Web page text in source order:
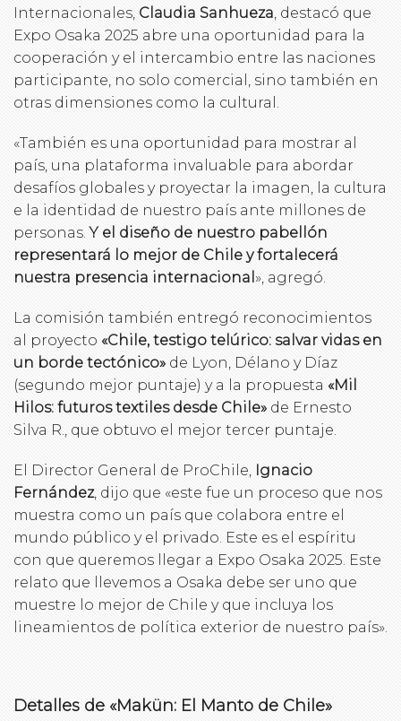
Internacionales, Claudia Sanhueza , destacó que
Expo Osaka 2025 abre una oportunidad para la
cooperación y el intercambio entre las naciones
participante, no solo comercial, sino también en
otras dimensiones como la cultural.
«También es una oportunidad para mostrar al
país, una plataforma invaluable para abordar
desafíos globales y proyectar la imagen, la cultura
e la identidad de nuestro país ante millones de
personas.Y el diseño de nuestro pabellón
representará lo mejor de Chile y fortalecerá
nuestra presencia internacional », agregó.
La comisión también entregó reconocimientos
al proyecto «Chile, testigo telúrico: salvar vidas en
un borde tectónico» de Lyon, Délano y Díaz
(segundo mejor puntaje) y a la propuesta «Mil
Hilos: futuros textiles desde Chile» de Ernesto
Silva R., que obtuvo el mejor tercer puntaje.
El Director General de ProChile, Ignacio
Fernández, dijo que «este fue un proceso que nos
muestra como un país que colabora entre el
mundo público y el privado. Este es el espíritu
con que queremos llegar a Expo Osaka 2025. Este
relato que llevemos a Osaka debe ser uno que
muestre lo mejor de Chile y que incluya los
lineamientos de política exterior de nuestro país».
Detalles de «Makün: El Manto de Chile»